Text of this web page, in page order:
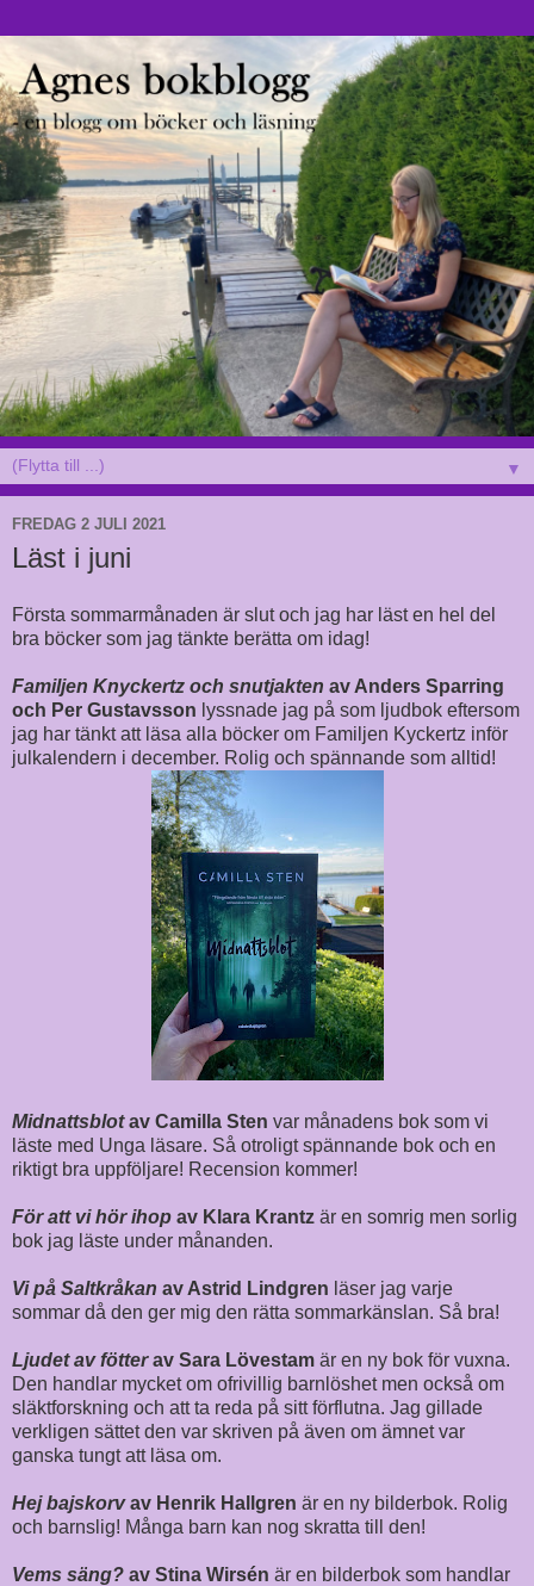
▼
FREDAG 2 JULI 2021
Läst i juni
Första sommarmånaden är slut och jag har läst en hel del
bra böcker som jag tänkte berätta om idag!
Familjen Knyckertz och snutjakten av Anders Sparring
och Per Gustavsson lyssnade jag på som ljudbok eftersom
jag har tänkt att läsa alla böcker om Familjen Kyckertz inför
julkalendern i december. Rolig och spännande som alltid!
Midnattsblotav Camilla Sten var månadens bok som vi
läste med Unga läsare. Så otroligt spännande bok och en
riktigt bra uppföljare! Recension kommer!
För att vi hör ihop av Klara Krantz är en somrig men sorlig
bok jag läste under månanden.
Vi på Saltkråkan av Astrid Lindgren läser jag varje
sommar då den ger mig den rätta sommarkänslan. Så bra!
Ljudet av fötterav Sara Lövestam är en ny bok för vuxna.
Den handlar mycket om ofrivillig barnlöshet men också om
släktforskning och att ta reda på sitt förflutna. Jag gillade
verkligen sättet den var skriven på även om ämnet var
ganska tungt att läsa om.
Hej bajskorvav Henrik Hallgren är en ny bilderbok. Rolig
och barnslig! Många barn kan nog skratta till den!
Vems säng? av Stina Wirsén är en bilderbok som handlar